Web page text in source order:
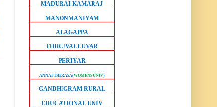
MADURAI KAMARAJ
MANONMANIYAM
ALAGAPPA
THIRUVALLUVAR
PERIYAR
ANNAI THERASA(WOMENS UNIV)
GANDHIGRAM RURAL
EDUCATIONAL UNIV